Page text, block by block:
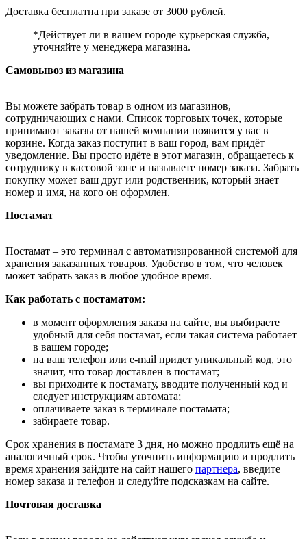
Доставка бесплатна при заказе от 3000 рублей.
*Действует ли в вашем городе курьерская служба,
уточняйте у менеджера магазина.
Самовывоз из магазина
Вы можете забрать товар в одном из магазинов,
сотрудничающих с нами. Список торговых точек, которые
принимают заказы от нашей компании появится у вас в
корзине. Когда заказ поступит в ваш город, вам придёт
уведомление. Вы просто идёте в этот магазин, обращаетесь к
сотруднику в кассовой зоне и называете номер заказа. Забрать
покупку может ваш друг или родственник, который знает
номер и имя, на кого он оформлен.
Постамат
Постамат – это терминал с автоматизированной системой для
хранения заказанных товаров. Удобство в том, что человек
может забрать заказ в любое удобное время.
Как работать с постаматом:
в момент оформления заказа на сайте, вы выбираете
удобный для себя постамат, если такая система работает
в вашем городе;
на ваш телефон или e-mail придет уникальный код, это
значит, что товар доставлен в постамат;
вы приходите к постамату, вводите полученный код и
следует инструкциям автомата;
оплачиваете заказ в терминале постамата;
забираете товар.
Срок хранения в постамате 3 дня, но можно продлить ещё на
аналогичный срок. Чтобы уточнить информацию и продлить
время хранения зайдите на сайт нашего партнера, введите
номер заказа и телефон и следуйте подсказкам на сайте.
Почтовая доставка